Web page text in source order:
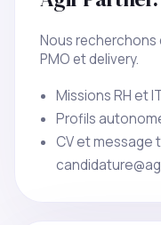
Nous recherchons
PMO et delivery.
Missions RH et
Profils
CV et message